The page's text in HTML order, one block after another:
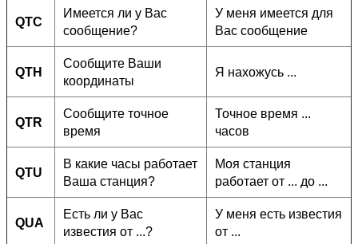
QTC
Имеется ли у Вас
сообщение?
У меня имеется для
Вас сообщение
QTH
Сообщите Ваши
координаты
Я нахожусь ...
QTR
Сообщите точное
время
Точное время ...
часов
QTU
В какие часы работает
Ваша станция?
Моя станция
работает от ... до ...
QUA
Есть ли у Вас
известия от ...?
У меня есть известия
от ...